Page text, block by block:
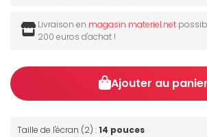
Livraison en magasin materiel.net
200 euros d'achat !
Ajouter au panier
Taille de l'écran (2) :14 pouces